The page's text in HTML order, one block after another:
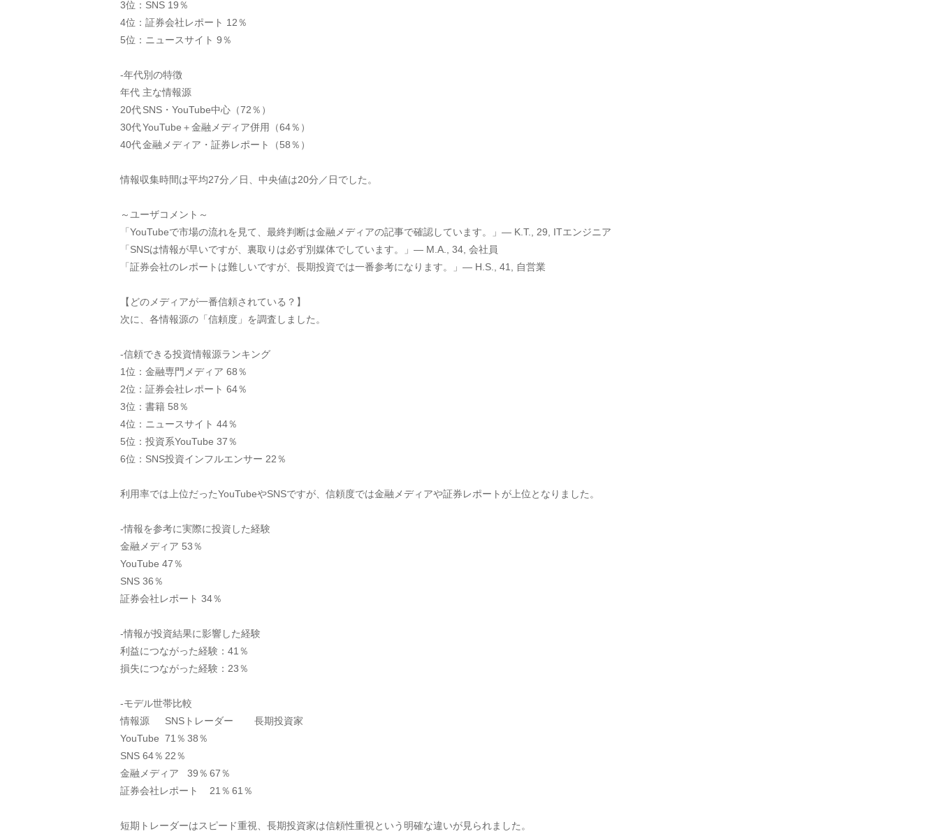
3位：SNS 19％
4位：証券会社レポート 12％
5位：ニュースサイト 9％
-年代別の特徴
年代	主な情報源
20代	SNS・YouTube中心（72％）
30代	YouTube＋金融メディア併用（64％）
40代	金融メディア・証券レポート（58％）
情報収集時間は平均27分／日、中央値は20分／日でした。
～ユーザコメント～
「YouTubeで市場の流れを見て、最終判断は金融メディアの記事で確認しています。」— K.T., 29, ITエンジニア
「SNSは情報が早いですが、裏取りは必ず別媒体でしています。」— M.A., 34, 会社員
「証券会社のレポートは難しいですが、長期投資では一番参考になります。」— H.S., 41, 自営業
【どのメディアが一番信頼されている？】
次に、各情報源の「信頼度」を調査しました。
-信頼できる投資情報源ランキング
1位：金融専門メディア 68％
2位：証券会社レポート 64％
3位：書籍 58％
4位：ニュースサイト 44％
5位：投資系YouTube 37％
6位：SNS投資インフルエンサー 22％
利用率では上位だったYouTubeやSNSですが、信頼度では金融メディアや証券レポートが上位となりました。
-情報を参考に実際に投資した経験
金融メディア 53％
YouTube 47％
SNS 36％
証券会社レポート 34％
-情報が投資結果に影響した経験
利益につながった経験：41％
損失につながった経験：23％
-モデル世帯比較
情報源	SNSトレーダー	長期投資家
YouTube	71％	38％
SNS	64％	22％
金融メディア	39％	67％
証券会社レポート	21％	61％
短期トレーダーはスピード重視、長期投資家は信頼性重視という明確な違いが見られました。